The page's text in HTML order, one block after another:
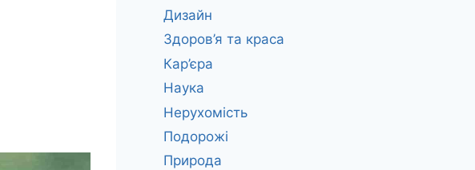
Дизайн
Здоров’я та краса
Кар’єра
Наука
Нерухомість
Подорожі
Природа